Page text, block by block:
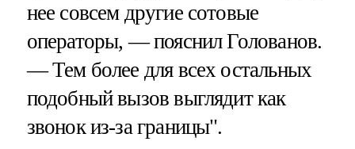
нее совсем другие сотовые
операторы, — пояснил Голованов.
— Тем более для всех остальных
подобный вызов выглядит как
звонок из-за границы".